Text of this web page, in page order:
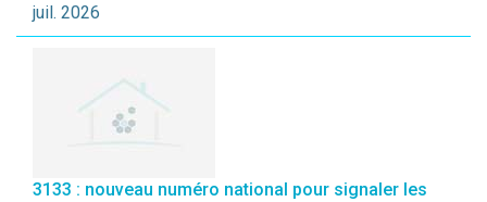
juil. 2026
3133 : nouveau numéro national pour signaler les